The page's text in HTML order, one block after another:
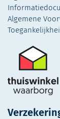
Algemene